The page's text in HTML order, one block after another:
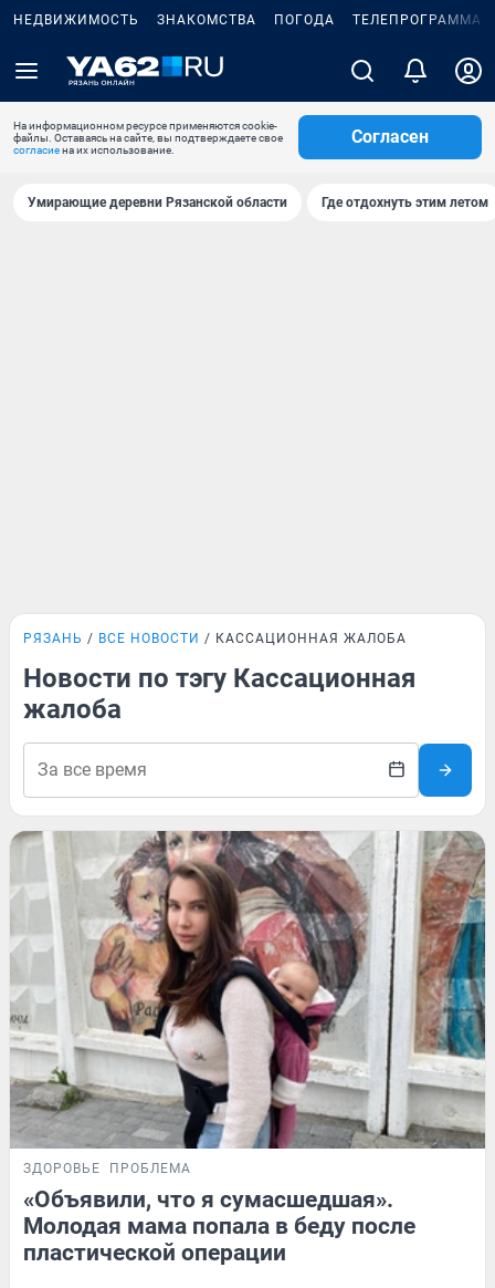
НЕДВИЖИМОСТЬ ЗНАКОМСТВА ПОГОДА ТЕЛЕПРОГРАММА
На информационном ресурсе применяются cookie-
файлы. Оставаясь на сайте, вы подтверждаете свое
согласиена их использование.
Согласен
Умирающие деревни Рязанской области Где отдохнуть этим летом
РЯЗАНЬ ВСЕ НОВОСТИ КАССАЦИОННАЯ ЖАЛОБА
Новости по тэгу Кассационная
жалоба
ЗДОРОВЬЕ ПРОБЛЕМА
«Объявили, что я сумасшедшая».
Молодая мама попала в беду после
пластической операции